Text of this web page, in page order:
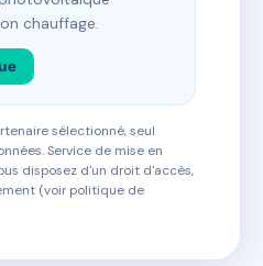
chauffage.
sélectionné, seul
Service de mise en
disposez d'un droit d'accès,
(voir politique de